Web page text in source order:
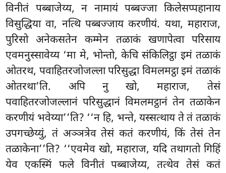
विनीतं पब्बाजेय्य, न नामायं पब्बज्जा किलेसप्पहानाय
विसुद्धिया वा, नत्थि पब्बज्जाय करणीयं. यथा, महाराज,
पुरिसो अनेकसतेन कम्मेन तळाकं खणापेत्वा परिसाय
एवमनुस्सावेय्य ‘मा मे, भोन्तो, केचि संकिलिट्ठा इमं तळाकं
ओतरथ, पवाहितरजोजल्ला परिसुद्धा विमलमट्ठा इमं तळाकं
ओतरथा’ति. अपि नु खो, महाराज, तेसं
पवाहितरजोजल्लानं परिसुद्धानं विमलमट्ठानं तेन तळाकेन
करणीयं भवेय्या’’ति? ‘‘न हि, भन्ते, यस्सत्थाय ते तं तळाकं
उपगच्छेय्युं, तं अञ्ञत्रेव तेसं कतं करणीयं, किं तेसं तेन
तळाकेना’’ति? ‘‘एवमेव खो, महाराज, यदि तथागतो गिहिं
येव एकस्मिं फले विनीतं पब्बाजेय्य, तत्थेव तेसं कतं